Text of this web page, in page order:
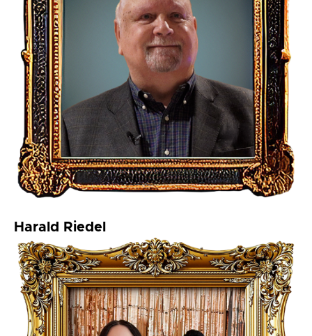
Harald Riedel